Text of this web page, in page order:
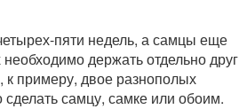
пяти недель, а самцы еще
держать отдельно друг
к примеру, двое разнополых
самцу, самке или обоим.